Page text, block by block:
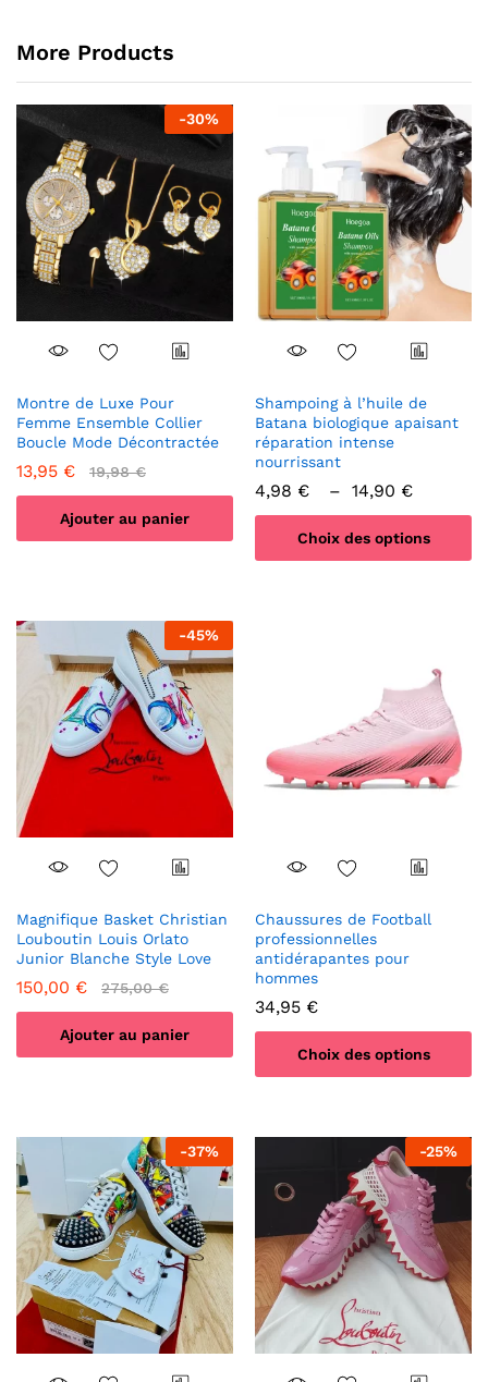
More Products
-30%
Montre de Luxe Pour
Femme Ensemble Collier
Boucle Mode Décontractée
13,95 € 19,98€
Ajouter au panier
Shampoing à l’huile de
Batana biologique apaisant
réparation intense
nourrissant
4,98 € – 14,90 €
4,98 €
à
Choix des options
peuvent
être
choisies
-45%
Magnifique Basket Christian
Louboutin Louis Orlato
Junior Blanche Style Love
150,00 € 275,00€
Ajouter au panier
Chaussures de Football
professionnelles
antidérapantes pour
hommes
34,95 €
Choix des options
a
variations.
options
peuvent
être
choisies
sur
la
-37% -25%